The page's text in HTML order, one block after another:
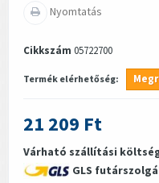
Nyomtatás
Cikkszám 05722700
Termék elérhetőség:
21 209 Ft
Várható szállítási
GLS